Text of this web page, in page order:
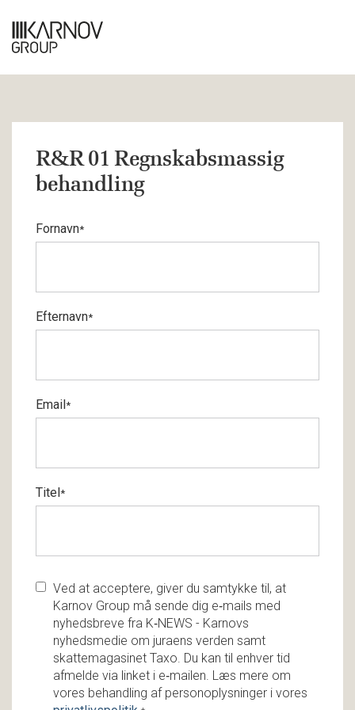
R&R 01 Regnskabsmassig
behandling
Fornavn*
Efternavn*
Email*
Titel*
Ved at acceptere, giver du samtykke til, at
Karnov Group må sende dig e‑mails med
nyhedsbreve fra K‑NEWS - Karnovs
nyhedsmedie om juraens verden samt
skattemagasinet Taxo. Du kan til enhver tid
afmelde via linket i e‑mailen. Læs mere om
vores behandling af personoplysninger i vores